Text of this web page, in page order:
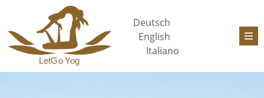
Deutsch
English
Italiano